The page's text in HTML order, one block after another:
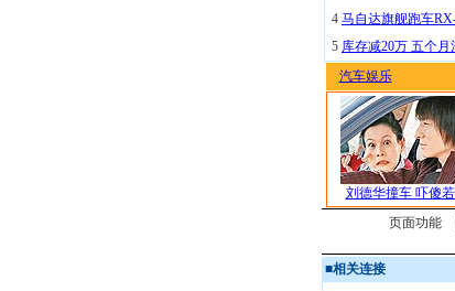
4 马自达旗舰跑车
5 库存减20万 五个
汽车娱乐
刘德华撞车 吓傻
页面功能
■相关连接